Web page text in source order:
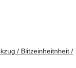
/ Blitzeinheitnheit /